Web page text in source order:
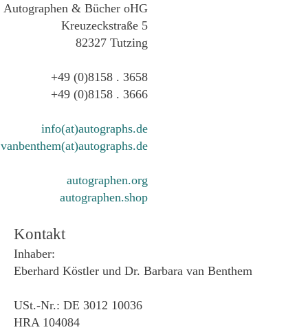
Autographen & Bücher oHG
Kreuzeckstraße 5
82327 Tutzing
+49 (0)8158 . 3658
+49 (0)8158 . 3666
info(at)autographs.de
vanbenthem(at)autographs.de
autographen.org
autographen.shop
Kontakt
Inhaber:
Eberhard Köstler und Dr. Barbara van Benthem
USt.-Nr.: DE 3012 10036
HRA 104084